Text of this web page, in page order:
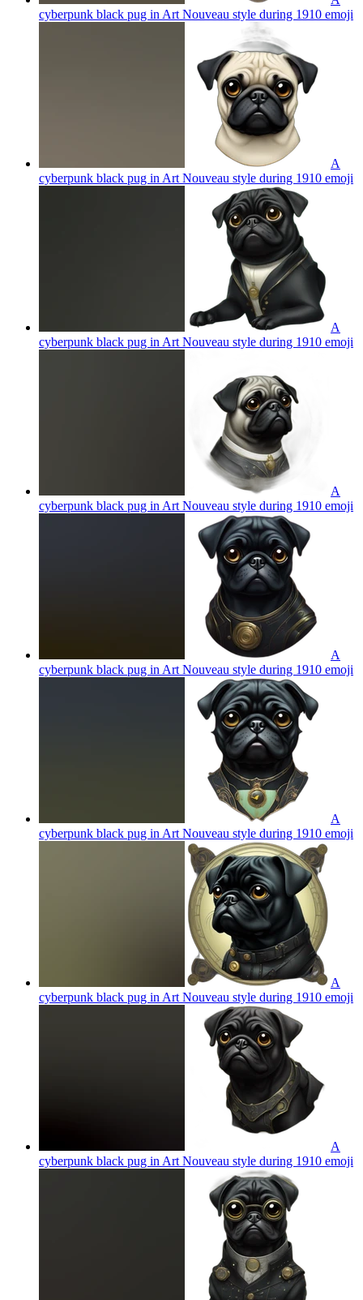
cyberpunk black pug in Art Nouveau style during 1910 emoji
A
cyberpunk black pug in Art Nouveau style during 1910 emoji
A
cyberpunk black pug in Art Nouveau style during 1910 emoji
A
cyberpunk black pug in Art Nouveau style during 1910 emoji
A
cyberpunk black pug in Art Nouveau style during 1910 emoji
A
cyberpunk black pug in Art Nouveau style during 1910 emoji
A
cyberpunk black pug in Art Nouveau style during 1910 emoji
A
cyberpunk black pug in Art Nouveau style during 1910 emoji